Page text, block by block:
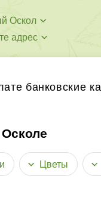
Оскол
адрес
в пределах
банковские
Цветы